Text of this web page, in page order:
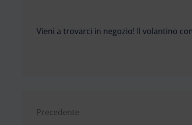
Vieni a trovarci in negozio! Il volantino
Navigazione
Precedente